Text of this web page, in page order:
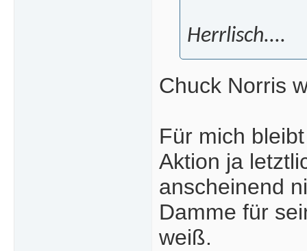
Herrlisch....
Chuck Norris
Für mich
Aktion ja
anscheinend
Damme für
weiß.